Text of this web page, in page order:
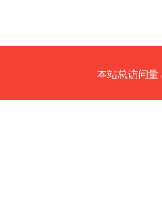
本站总访问量